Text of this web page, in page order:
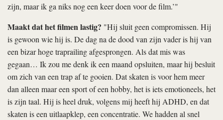
zijn, maar ik ga niks nog een keer doen voor de film.’"
Maakt dat het filmen lastig? "Hij sluit geen compromissen. Hij
is gewoon wie hij is. De dag na de dood van zijn vader is hij van
een bizar hoge traprailing afgesprongen. Als dat mis was
gegaan… Ik zou me denk ik een maand opsluiten, maar hij besluit
om zich van een trap af te gooien. Dat skaten is voor hem meer
dan alleen maar een sport of een hobby, het is iets emotioneels, het
is zijn taal. Hij is heel druk, volgens mij heeft hij ADHD, en dat
skaten is een uitlaapklep, een concentratie. We hadden al snel